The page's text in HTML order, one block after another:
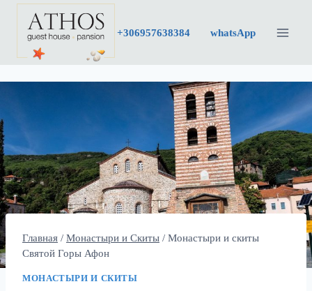
Перейти
содержимому
+306957638384 whatsApp
Главная / Монастыри и Скиты / Монастыри и скиты
Святой Горы Афон
МОНАСТЫРИ И СКИТЫ